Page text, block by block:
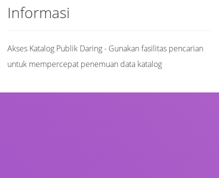
Informasi
Akses Katalog Publik Daring - Gunakan fasilitas pencarian
untuk mempercepat penemuan data katalog